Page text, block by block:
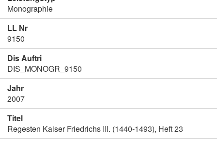
Monographie
LL Nr
9150
Dis Auftri
DIS_MONOGR_9150
Jahr
2007
Titel
Regesten Kaiser Friedrichs III. (1440-1493), Heft 23